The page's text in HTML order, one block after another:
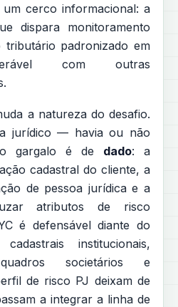
um cerco informacional: a
dispara monitoramento
tributário padronizado em
com outras
a natureza do desafio.
jurídico — havia ou não
gargalo é de dado: a
cadastral do cliente, a
de pessoa jurídica e a
atributos de risco
é defensável diante do
institucionais,
societários e
de risco PJ deixam de
a integrar a linha de